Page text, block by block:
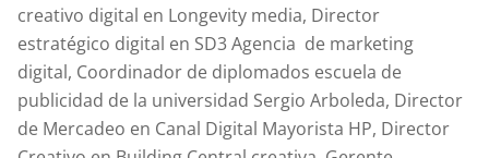
creativo digital en Longevity media, Director
estratégico digital en SD3 Agencia de marketing
digital, Coordinador de diplomados escuela de
publicidad de la universidad Sergio Arboleda, Director
de Mercadeo en Canal Digital Mayorista HP, Director